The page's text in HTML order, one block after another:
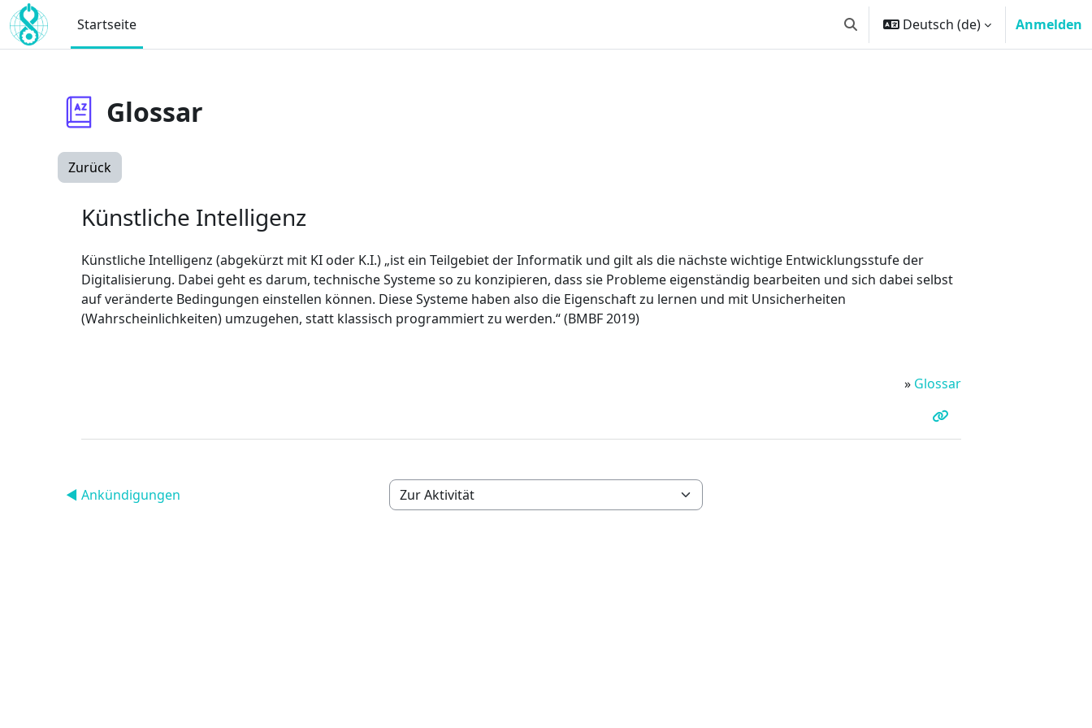
Zum Hauptinhalt
Startseite
Sucheingabe umschalten
Deutsch ‎(de)‎ Anmelden
Glossar
Zurück
Künstliche Intelligenz
Künstliche Intelligenz (abgekürzt mit KI oder K.I.) „ist ein Teilgebiet der Informatik und gilt als die nächste wichtige Entwicklungsstufe der
Digitalisierung. Dabei geht es darum, technische Systeme so zu konzipieren, dass sie Probleme eigenständig bearbeiten und sich dabei selbst
auf veränderte Bedingungen einstellen können. Diese Systeme haben also die Eigenschaft zu lernen und mit Unsicherheiten
(Wahrscheinlichkeiten) umzugehen, statt klassisch programmiert zu werden.“ (BMBF 2019)
» Glossar
◀︎ Ankündigungen Zur Aktivität